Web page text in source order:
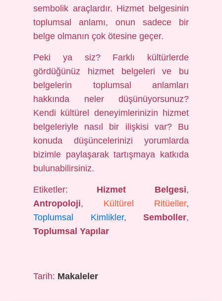
sembolik araçlardır. Hizmet belgesinin
toplumsal anlamı, onun sadece bir
belge olmanın çok ötesine geçer.
Peki ya siz? Farklı kültürlerde
gördüğünüz hizmet belgeleri ve bu
belgelerin toplumsal anlamları
hakkında neler düşünüyorsunuz?
Kendi kültürel deneyimlerinizin hizmet
belgeleriyle nasıl bir ilişkisi var? Bu
konuda düşüncelerinizi yorumlarda
bizimle paylaşarak tartışmaya katkıda
bulunabilirsiniz.
Etiketler: Hizmet Belgesi,
Antropoloji, Kültürel Ritüeller,
Toplumsal Kimlikler, Semboller,
Toplumsal Yapılar
Tarih: Makaleler